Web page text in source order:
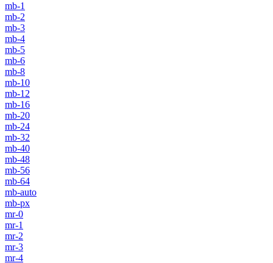
mb-1
mb-2
mb-3
mb-4
mb-5
mb-6
mb-8
mb-10
mb-12
mb-16
mb-20
mb-24
mb-32
mb-40
mb-48
mb-56
mb-64
mb-auto
mb-px
mr-0
mr-1
mr-2
mr-3
mr-4